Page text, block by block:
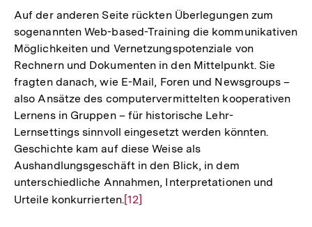
Auf der anderen Seite rückten Überlegungen zum
sogenannten Web-based-Training die kommunikativen
Möglichkeiten und Vernetzungspotenziale von
Rechnern und Dokumenten in den Mittelpunkt. Sie
fragten danach, wie E-Mail, Foren und Newsgroups –
also Ansätze des computervermittelten kooperativen
Lernens in Gruppen – für historische Lehr-
Lernsettings sinnvoll eingesetzt werden könnten.
Geschichte kam auf diese Weise als
Aushandlungsgeschäft in den Blick, in dem
unterschiedliche Annahmen, Interpretationen und
Urteile konkurrierten.Zur
[12]